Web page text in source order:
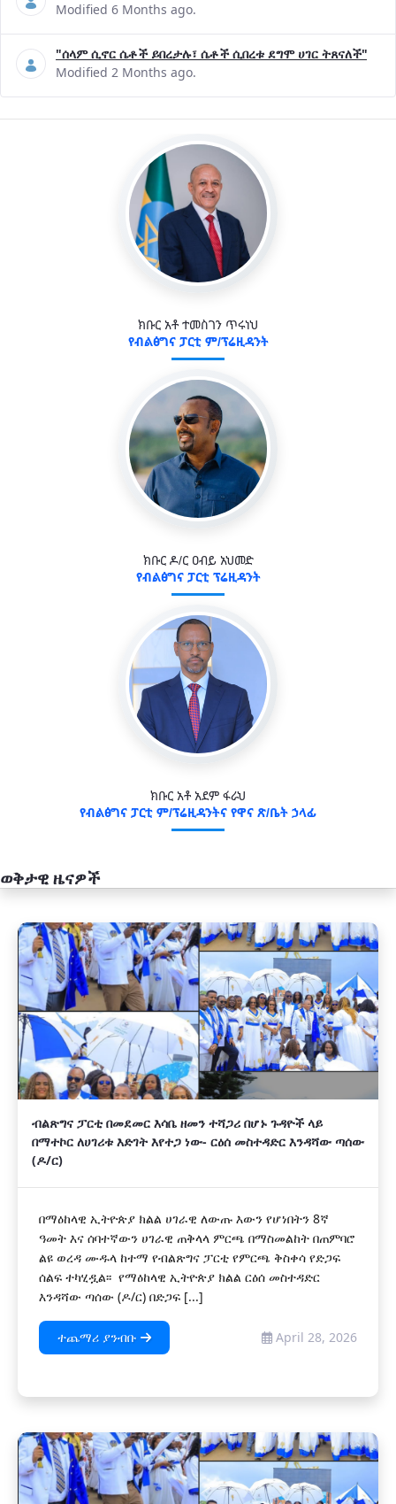
Modified 6 Months ago.
"ሰላም ሲኖር ሴቶች ይበረታሉ፣ ሴቶች ሲበረቱ ደግሞ ሀገር ትጸናለች"-
Modified 2 Months ago.
ክቡር አቶ ተመስገን ጥሩነህ
የብልፅግና ፓርቲ ም/ፕሬዚዳንት
ክቡር ዶ/ር ዐብይ አህመድ
የብልፅግና ፓርቲ ፕሬዚዳንት
ክቡር አቶ አደም ፋራህ
የብልፅግና ፓርቲ ም/ፕሬዚዳንትና የዋና ጽ/ቤት ኃላፊ
ወቅታዊ ዜናዎች
አዲስ
ብልጽግና ፓርቲ በመደመር እሳቤ ዘመን ተሻጋሪ በሆኑ ጉዳዮች ላይ
በማተኮር ለሀገሪቱ እድገት እየተጋ ነው- ርዕሰ መስተዳድር እንዳሻው ጣሰው
(ዶ/ር)
በማዕከላዊ ኢትዮጵያ ክልል ሀገራዊ ለውጡ እውን የሆነበትን 8ኛ
ዓመት እና ሰባተኛውን ሀገራዊ ጠቅላላ ምርጫ በማስመልከት በጠምባሮ
ልዩ ወረዳ ሙዱላ ከተማ የብልጽግና ፓርቲ የምርጫ ቅስቀሳ የድጋፍ
ሰልፍ ተካሂዷል፡፡ የማዕከላዊ ኢትዮጵያ ክልል ርዕሰ መስተዳድር
እንዳሻው ጣሰው (ዶ/ር) በድጋፍ [...]
ተጨማሪ ያንብቡ April 28, 2026